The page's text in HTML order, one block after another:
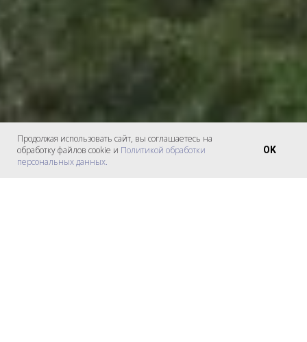
Продолжая использовать сайт, вы соглашаетесь на
обработку файлов cookie и Политикой обработки
персональных данных.
OK